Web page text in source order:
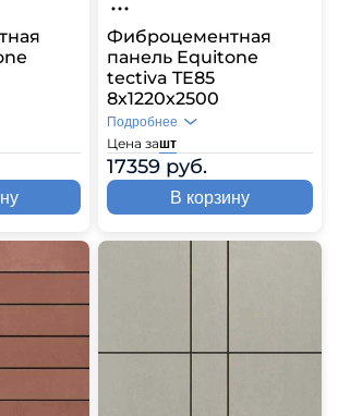
Фиброцементная
панель Equitone
tectiva TE85
8х1220х2500
Цена зашт
17359 руб.
Подробнее
В корзину